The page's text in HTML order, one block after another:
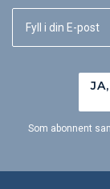
Som abonnent